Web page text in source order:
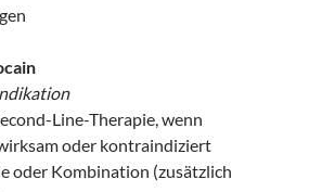
Line-Therapie, wenn
oder kontraindiziert
oder Kombination (zusätzlich